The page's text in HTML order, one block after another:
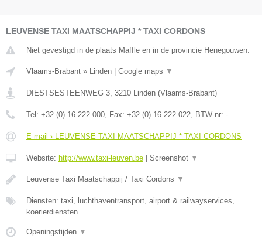
LEUVENSE TAXI MAATSCHAPPIJ * TAXI CORDONS
Niet gevestigd in de plaats Maffle en in de provincie Henegouwen.
Vlaams-Brabant » Linden | Google maps ▼
DIESTSESTEENWEG 3 3210 Linden (Vlaams-Brabant)
Tel: +32 (0) 16 222 000 , Fax: +32 (0) 16 222 022 , BTW-nr: -
E-mail › LEUVENSE TAXI MAATSCHAPPIJ * TAXI CORDONS
Website: http://www.taxi-leuven.be | Screenshot ▼
Leuvense Taxi Maatschappij / Taxi Cordons ▼
Diensten: taxi, luchthaventransport, airport & railwayservices,
koerierdiensten
Openingstijden ▼